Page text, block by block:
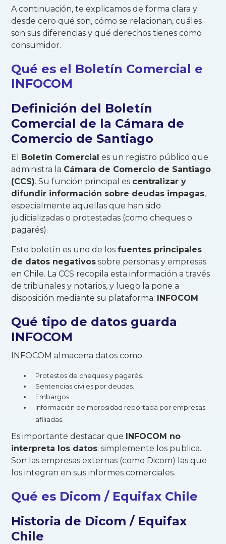
A continuación, te explicamos de forma clara y
desde cero qué son, cómo se relacionan, cuáles
son sus diferencias y qué derechos tienes como
consumidor.
Qué es el Boletín Comercial e
INFOCOM
Definición del Boletín
Comercial de la Cámara de
Comercio de Santiago
El Boletín Comercial es un registro público que
administra la Cámara de Comercio de Santiago
(CCS). Su función principal es centralizar y
difundir información sobre deudas impagas,
especialmente aquellas que han sido
judicializadas o protestadas (como cheques o
pagarés).
Este boletín es uno de losfuentes principales
de datos negativos sobre personas y empresas
en Chile. La CCS recopila esta información a través
de tribunales y notarios, y luego la pone a
disposición mediante su plataforma: INFOCOM.
Qué tipo de datos guarda
INFOCOM
INFOCOM almacena datos como:
Protestos de cheques y pagarés.
Sentencias civiles por deudas.
Embargos.
Información de morosidad reportada por empresas
afiliadas.
Es importante destacar que INFOCOM no
interpreta los datos: simplemente los publica.
Son las empresas externas (como Dicom) las que
los integran en sus informes comerciales.
Qué es Dicom / Equifax Chile
Historia de Dicom / Equifax
Chile